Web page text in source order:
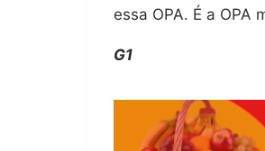
essa OPA. É a OPA
G1